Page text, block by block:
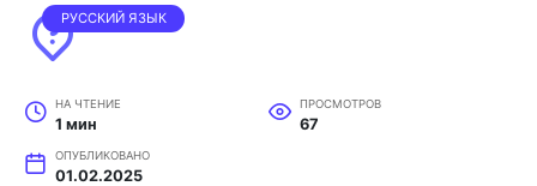
РУССКИЙ ЯЗЫК
НА ЧТЕНИЕ
1 мин
ПРОСМОТРОВ
67
ОПУБЛИКОВАНО
01.02.2025